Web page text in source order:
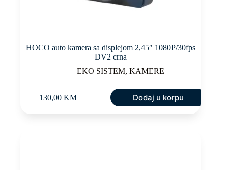
HOCO auto kamera sa displejom 2,45″ 1080P/30fps
DV2 crna
EKO SISTEM,KAMERE
130,00 KM Dodaj u korpu